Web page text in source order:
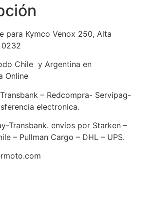
para Kymco Venox 250, Alta
0232
Chile y Argentina en
Online
– Redcompra- Servipag-
electronica.
Transbank. envíos por Starken –
– Pullman Cargo – DHL – UPS.